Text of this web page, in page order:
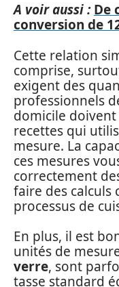
A voir aussi : De
conversion de
Cette relation
comprise,
exigent des
professionnels
domicile
recettes qui
mesure. La
ces mesures
correctement
faire des calculs
processus de
En plus, il est
unités de
verre, sont
tasse standard